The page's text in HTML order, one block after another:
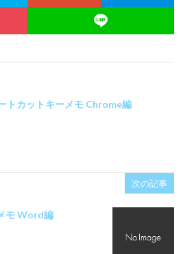
トカットキーメモ Chrome編
次の記事
モ Word編